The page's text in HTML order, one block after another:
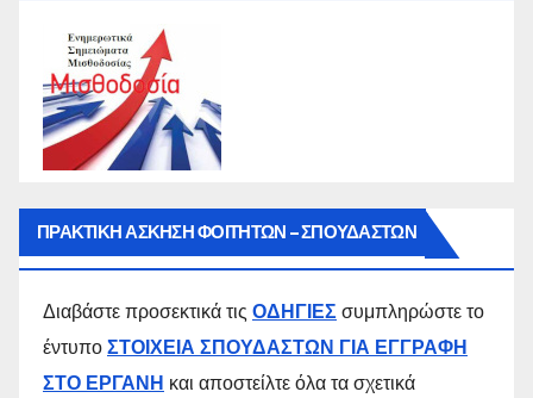
ΠΡΑΚΤΙΚΗ ΑΣΚΗΣΗ ΦΟΙΤΗΤΩΝ – ΣΠΟΥΔΑΣΤΩΝ
Διαβάστε προσεκτικά τις ΟΔΗΓΙΕΣ συμπληρώστε το
έντυπο ΣΤΟΙΧΕΙΑ ΣΠΟΥΔΑΣΤΩΝ ΓΙΑ ΕΓΓΡΑΦΗ
ΣΤΟ ΕΡΓΑΝΗ και αποστείλτε όλα τα σχετικά